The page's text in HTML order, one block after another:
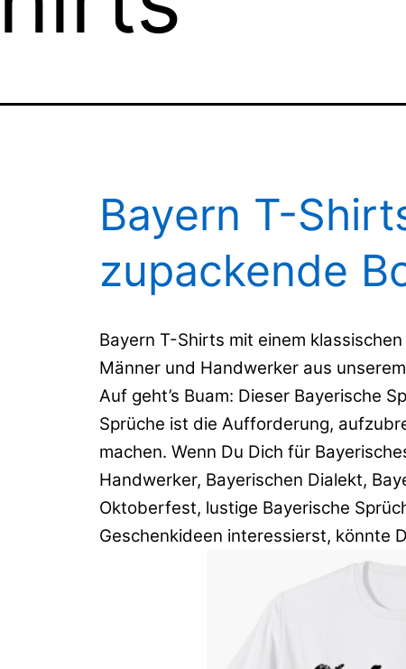
Bayern T-
zupackende
Bayern T-Shirts mit einem
Männer und Handwerker aus unserem
Auf geht’s Buam: Dieser Bayerische
Sprüche ist die Aufforderung,
machen. Wenn Du Dich für
Handwerker, Bayerischen Dialekt,
Oktoberfest, lustige Bayerische
Geschenkideen interessierst, könnte